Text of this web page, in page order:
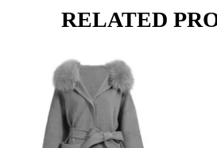
RELATED